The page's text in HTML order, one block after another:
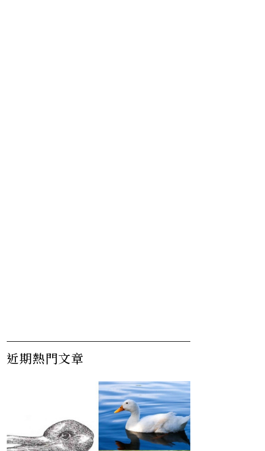
近期熱門文章